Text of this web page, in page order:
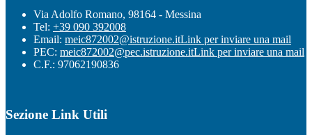
Via Adolfo Romano, 98164 - Messina
Tel: +39 090 392008
Email: meic872002@istruzione.itLink per inviare una mail
PEC: meic872002@pec.istruzione.itLink per inviare una mail
C.F.: 97062190836
Sezione Link Utili